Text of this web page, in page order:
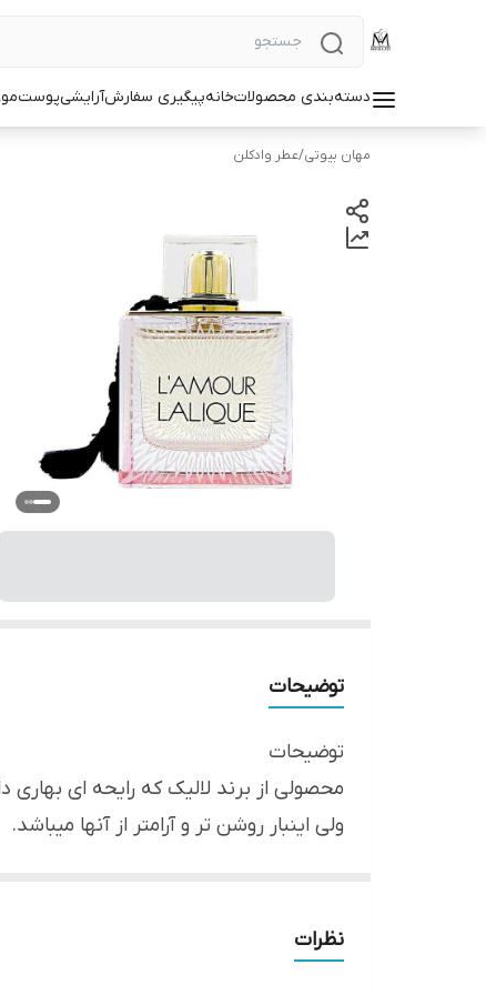
دسته‌بندی محصولاتخانهپیگیری سفارشآرایشیپوستمو
مهان بیوتی/عطر وادکلن
توضیحات
توضیحات
محصولی از برند لالیک که رایحه ای بهاری دارد و در سال ۲۰۱۳ تولید شده است. طراحی
ولی اینبار روشن تر و آرامتر از آنها میباشد.
را به‌واسطه انبوهی از رایحه‌‌های
نظرات